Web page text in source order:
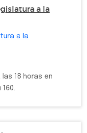
a la
a la
18 horas en